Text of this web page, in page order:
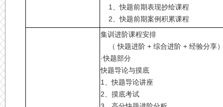
1、快题前期表现抄绘课程
2、快题前期案例积累课程
集训进阶课程安排
（ 快题进阶 + 综合进阶 + 经验分享
·快题部分
快题导论与摸底
1、快题导论讲座
2、摸底考试